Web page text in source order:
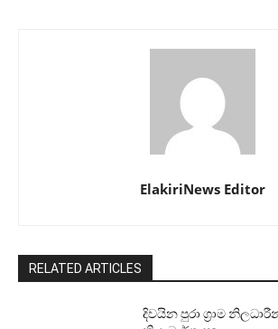
ElakiriNews Editor
RELATED ARTICLES
දිවයින පුරා ග්‍රාම